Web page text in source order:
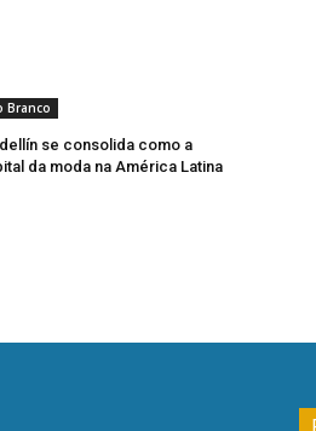
Branco
se consolida como a
da moda na América Latina